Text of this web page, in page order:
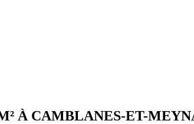
À CAMBLANES-ET-